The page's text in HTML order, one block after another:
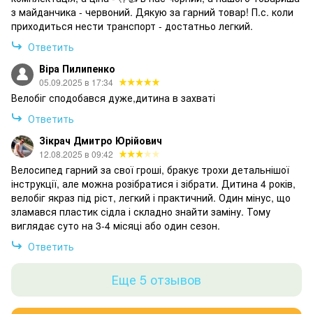
з майданчика - червоний. Дякую за гарний товар! П.с. коли
приходиться нести транспорт - достатньо легкий.
Ответить
Віра Пилипенко
05.09.2025 в 17:34
Велобіг сподобався дуже,дитина в захваті
Ответить
Зікрач Дмитро Юрійович
12.08.2025 в 09:42
Велосипед гарний за свої гроші, бракує трохи детальнішої
інструкції, але можна розібратися і зібрати. Дитина 4 років,
велобіг якраз під ріст, легкий і практичний. Один мінус, що
зламався пластик сідла і складно знайти заміну. Тому
виглядає суто на 3-4 місяці або один сезон.
Ответить
Еще 5 отзывов